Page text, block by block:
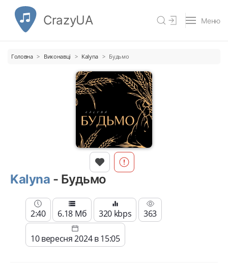
CrazyUA Меню
Головна Виконавці Kalyna Будьмо
Kalyna - Будьмо
2:40 6.18 Мб 320 kbps 363
10 вересня 2024 в 15:05